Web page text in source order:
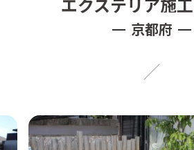
京都府